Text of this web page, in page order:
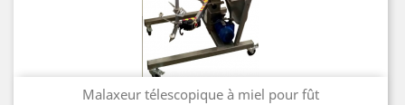
Malaxeur télescopique à miel pour fût